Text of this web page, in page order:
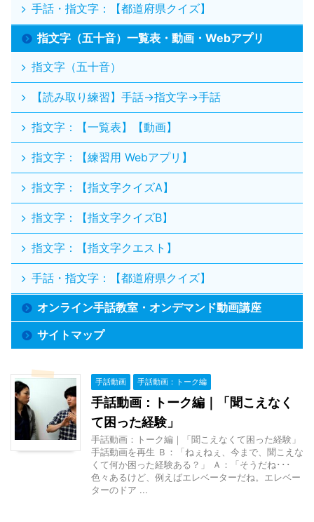
手話・指文字：【都道府県クイズ】
指文字（五十音）一覧表・動画・Webアプリ
指文字（五十音）
【読み取り練習】手話→指文字→手話
指文字：【一覧表】【動画】
指文字：【練習用 Webアプリ】
指文字：【指文字クイズA】
指文字：【指文字クイズB】
指文字：【指文字クエスト】
手話・指文字：【都道府県クイズ】
オンライン手話教室・オンデマンド動画講座
サイトマップ
手話動画 手話動画：トーク編
手話動画：トーク編｜「聞こえなく
て困った経験」
手話動画：トーク編｜「聞こえなくて困った経験」
手話動画を再生 Ｂ：「ねぇねぇ、今まで、聞こえな
くて何か困った経験ある？」 Ａ：「そうだね･･･
色々あるけど、例えばエレベーターだね。エレベー
ターのドア ...